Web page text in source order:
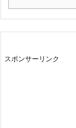
スポンサーリンク